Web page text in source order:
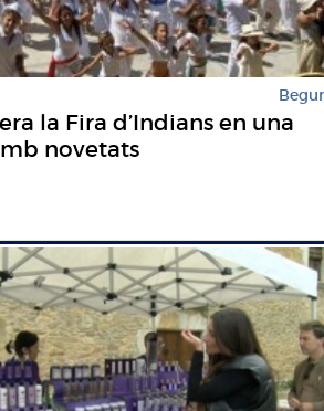
Begur
la Fira d’Indians en una
novetats